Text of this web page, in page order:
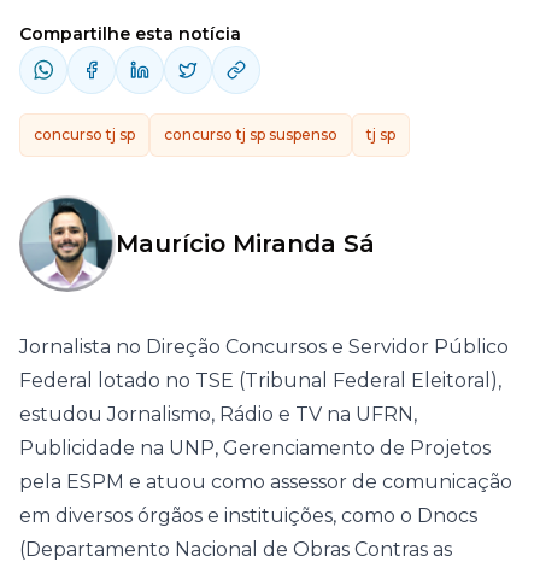
Compartilhe esta notícia
concurso tj sp concurso tj sp suspenso tj sp
Maurício Miranda Sá
Jornalista no Direção Concursos e Servidor Público
Federal lotado no TSE (Tribunal Federal Eleitoral),
estudou Jornalismo, Rádio e TV na UFRN,
Publicidade na UNP, Gerenciamento de Projetos
pela ESPM e atuou como assessor de comunicação
em diversos órgãos e instituições, como o Dnocs
(Departamento Nacional de Obras Contras as